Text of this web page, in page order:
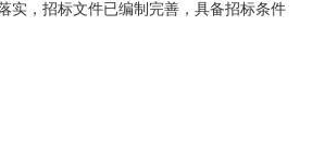
实，招标文件已编制完善，具备招标条件